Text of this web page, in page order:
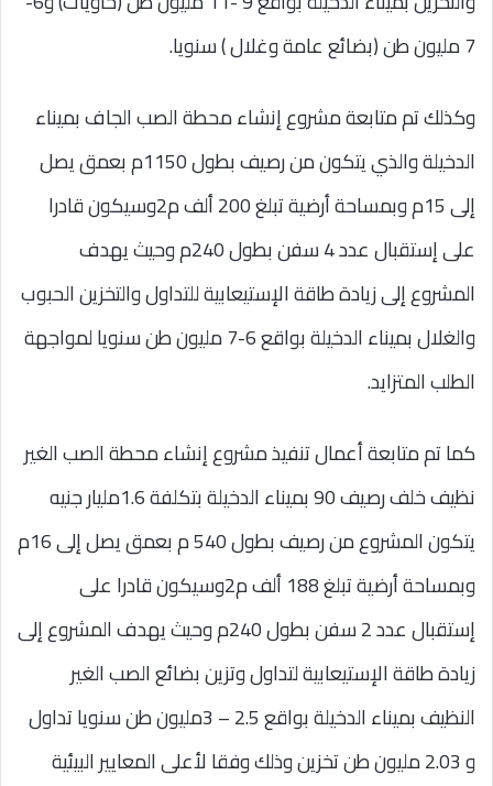
7 مليون طن (بضائع عامة وغلال ) سنويا.
وكذلك تم متابعة مشروع إنشاء محطة الصب الجاف بميناء
الدخيلة والذي يتكون من رصيف بطول 1150م بعمق يصل
إلى 15م وبمساحة أرضية تبلغ 200 ألف م2وسيكون قادرا
على إستقبال عدد 4 سفن بطول 240م وحيث يهدف
المشروع إلى زيادة طاقة الإستيعابية للتداول والتخزين الحبوب
والغلال بميناء الدخيلة بواقع 6-7 مليون طن سنويا لمواجهة
الطلب المتزايد.
كما تم متابعة أعمال تنفيذ مشروع إنشاء محطة الصب الغير
نظيف خلف رصيف 90 بميناء الدخيلة بتكلفة 1.6مليار جنيه
يتكون المشروع من رصيف بطول 540 م بعمق يصل إلى 16م
وبمساحة أرضية تبلغ 188 ألف م2وسيكون قادرا على
إستقبال عدد 2 سفن بطول 240م وحيث يهدف المشروع إلى
زيادة طاقة الإستيعابية لتداول وتزين بضائع الصب الغير
النظيف بميناء الدخيلة بواقع 2.5 – 3مليون طن سنويا تداول
و 2.03 مليون طن تخزين وذلك وفقا لأعلى المعايير البيئية